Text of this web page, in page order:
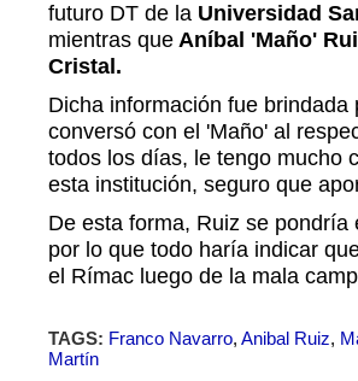
futuro DT de la Universidad
mientras que Aníbal 'Maño'
Cristal.
Dicha información fue
conversó con el 'Maño' al
todos los días, le tengo mucho
esta institución, seguro que
De esta forma, Ruiz se
por lo que todo haría indicar
el Rímac luego de la mala
TAGS: Franco Navarro, Anibal Ruiz,
Martín